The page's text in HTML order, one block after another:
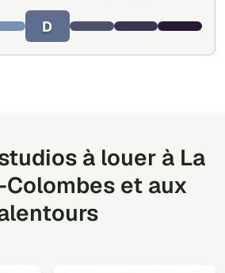
D
à louer à La
Colombes et aux